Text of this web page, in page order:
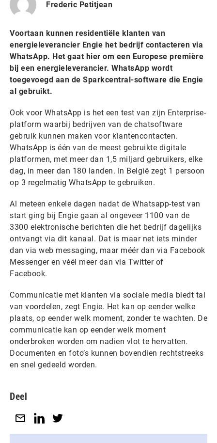
Frederic Petitjean
Voortaan kunnen residentiële klanten van
energieleverancier Engie het bedrijf contacteren via
WhatsApp. Het gaat hier om een Europese première
bij een energieleverancier. WhatsApp wordt
toegevoegd aan de Sparkcentral-software die Engie
al gebruikt.
Ook voor WhatsApp is het een test van zijn Enterprise-
platform waarbij bedrijven van de chatsoftware
gebruik kunnen maken voor klantencontacten.
WhatsApp is één van de meest gebruikte digitale
platformen, met meer dan 1,5 miljard gebruikers, elke
dag, in meer dan 180 landen. In België zegt 1 persoon
op 3 regelmatig WhatsApp te gebruiken.
Al meteen enkele dagen nadat de Whatsapp-test van
start ging bij Engie gaan al ongeveer 1100 van de
3300 elektronische berichten die het bedrijf dagelijks
ontvangt via dit kanaal. Dat is maar net iets minder
dan via web messaging, maar méér dan via Facebook
Messenger en véél meer dan via Twitter of
Facebook.
Communicatie met klanten via sociale media biedt tal
van voordelen, zegt Engie. Het kan op eender welke
plaats, op eender welk moment, zonder te wachten. De
communicatie kan op eender welk moment
onderbroken worden om nadien vlot te hervatten.
Documenten en foto’s kunnen bovendien rechtstreeks
en snel gedeeld worden.
Deel